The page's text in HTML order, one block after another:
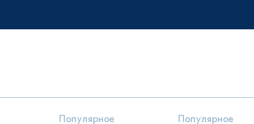
Популярное Популярное